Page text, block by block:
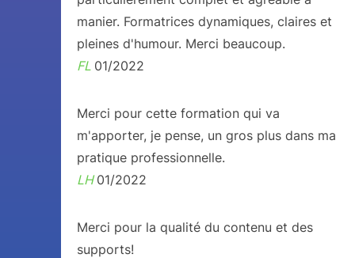
manier. Formatrices dynamiques, claires et
pleines d'humour. Merci beaucoup.
FL 01/2022
Merci pour cette formation qui va
m'apporter, je pense, un gros plus dans ma
pratique professionnelle.
LH01/2022
Merci pour la qualité du contenu et des
supports!